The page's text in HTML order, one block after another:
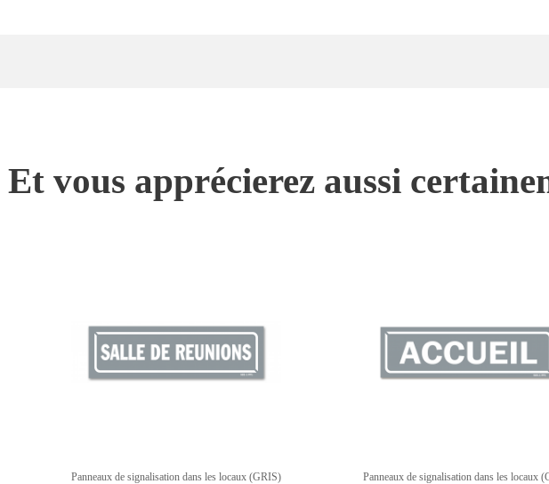
Et vous apprécierez aussi
Panneaux de signalisation dans les locaux (GRIS) Panneaux de signalisation dans les locaux